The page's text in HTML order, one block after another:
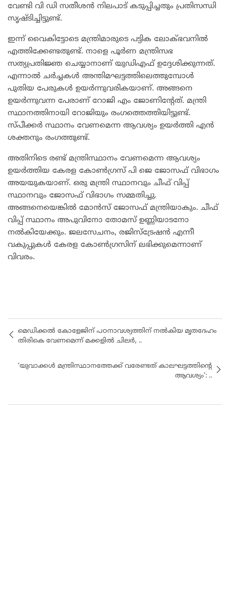
വേണ്ടി വി ഡി സതീശൻ നിലപാട് കടുപ്പിച്ചതും പ്രതിസന്ധി
സൃഷ്ടിച്ചിട്ടുണ്ട്.
ഇന്ന് വൈകിട്ടോടെ മന്ത്രിമാരുടെ പട്ടിക ലോക്ഭവനിൽ
എത്തിക്കേണ്ടതുണ്ട്. നാളെ പൂർണ മന്ത്രിസഭ
സത്യപ്രതിജ്ഞ ചെയ്യാനാണ് യുഡിഎഫ് ഉദ്ദേശിക്കുന്നത്.
എന്നാൽ ചർച്ചകൾ അന്തിമഘട്ടത്തിലെത്തുമ്പോൾ
പുതിയ പേരുകൾ ഉയർന്നുവരികയാണ്. അങ്ങനെ
ഉയർന്നുവന്ന പേരാണ് റോജി എം ജോണിന്റേത്. മന്ത്രി
സ്ഥാനത്തിനായി റോജിയും രംഗത്തെത്തിയിട്ടുണ്ട്.
സ്പീക്കർ സ്ഥാനം വേണമെന്ന ആവശ്യം ഉയർത്തി എൻ
ശക്തനും രംഗത്തുണ്ട്.
അതിനിടെ രണ്ട് മന്ത്രിസ്ഥാനം വേണമെന്ന ആവശ്യം
ഉയർത്തിയ കേരള കോൺഗ്രസ് പി ജെ ജോസഫ് വിഭാഗം
അയയുകയാണ്. ഒരു മന്ത്രി സ്ഥാനവും ചീഫ് വിപ്പ്
സ്ഥാനവും ജോസഫ് വിഭാഗം സമ്മതിച്ചു.
അങ്ങനെയെങ്കിൽ മോൻസ് ജോസഫ് മന്ത്രിയാകും. ചീഫ്
വിപ്പ് സ്ഥാനം അപുവിനോ തോമസ് ഉണ്ണിയാടനോ
നൽകിയേക്കും. ജലസേചനം, രജിസ്‌ട്രേഷൻ എന്നീ
വകുപ്പുകൾ കേരള കോൺഗ്രസിന് ലഭിക്കുമെന്നാണ്
വിവരം.
മെഡിക്കൽ കോളേജിന് പഠനാവശ്യത്തിന് നൽകിയ മൃതദേഹം
തിരികെ വേണമെന്ന് മക്കളിൽ ചിലർ, ..
‘യുവാക്കൾ മന്ത്രിസ്ഥാനത്തേക്ക് വരേണ്ടത് കാലഘട്ടത്തിന്റെ
ആവശ്യം’: ..